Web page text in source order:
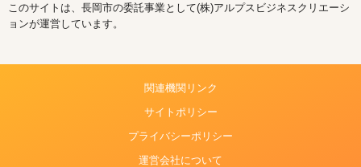
このサイトは、長岡市の委託事業として(株)アルプスビジネスクリエーシ
ョンが運営しています。
関連機関リンク
サイトポリシー
プライバシーポリシー
運営会社について